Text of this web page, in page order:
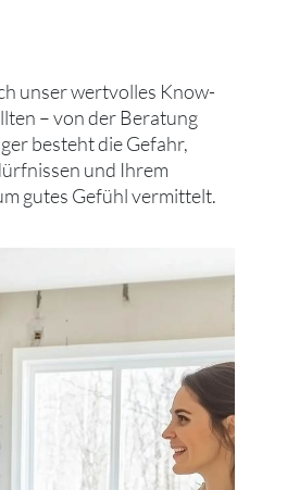
unser wertvolles Know-
– von der Beratung
besteht die Gefahr,
und Ihrem
gutes Gefühl vermittelt.